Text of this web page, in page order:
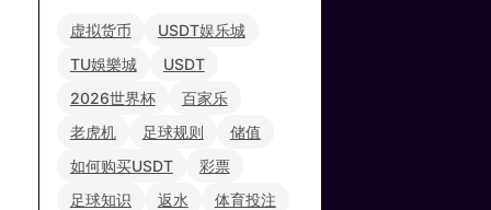
虚拟货币
USDT娱乐城
TU娛樂城
USDT
2026世界杯
百家乐
老虎机
足球规则
储值
如何购买USDT
彩票
足球知识
返水
体育投注